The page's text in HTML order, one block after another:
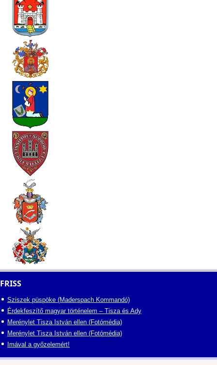
FRISS
Sziszek püspöke (Maderspach Kommandó)
Érdekfeszítő magyar történelem – Tisza és Ady
Merénylet Tisza István ellen (Fotómédia)
Merénylet Tisza István ellen (Fotómédia)
Imával a győzelemért!